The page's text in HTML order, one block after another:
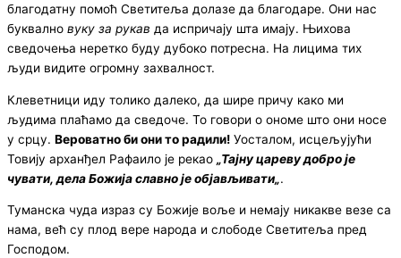
благодатну помоћ Светитеља долазе да благодаре. Они нас
буквално вуку за рукав да испричају шта имају. Њихова
сведочења неретко буду дубоко потресна. На лицима тих
људи видите огромну захвалност.
Клеветници иду толико далеко, да шире причу како ми
људима плаћамо да сведоче. То говори о ономе што они носе
у срцу. Вероватно би они то радили! Уосталом, исцељујући
Товију арханђел Рафаило је рекао „Тајну цареву добро је
чувати, дела Божија славно је објављивати„.
Туманска чуда израз су Божије воље и немају никакве везе са
нама, већ су плод вере народа и слободе Светитеља пред
Господом.